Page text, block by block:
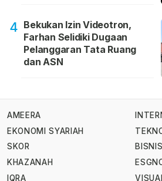
4 Bekukan Izin Videotron,
Farhan Selidiki Dugaan
Pelanggaran Tata Ruang
dan ASN
AMEERA
EKONOMI SYARIAH
SKOR
KHAZANAH
IQRA